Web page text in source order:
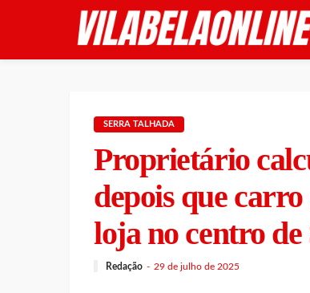
SERRA TALHADA
Proprietário
depois que
loja no centro
Redação 29 de julho de 2025